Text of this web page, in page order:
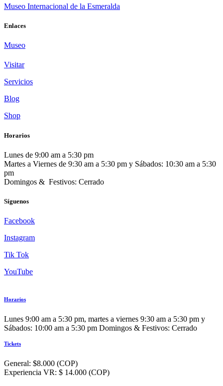
Museo Internacional de la Esmeralda
Enlaces
Museo
Visitar
Servicios
Blog
Shop
Horarios
Lunes de 9:00 am a 5:30 pm
Martes a Viernes de 9:30 am a 5:30 pm y Sábados: 10:30 am a 5:30
pm
Domingos & Festivos: Cerrado
Síguenos
Facebook
Instagram
Tik Tok
YouTube
Horarios
Lunes 9:00 am a 5:30 pm, martes a viernes 9:30 am a 5:30 pm y
Sábados: 10:00 am a 5:30 pm Domingos & Festivos: Cerrado
Tickets
General: $8.000 (COP)
Experiencia VR: $ 14.000 (COP)